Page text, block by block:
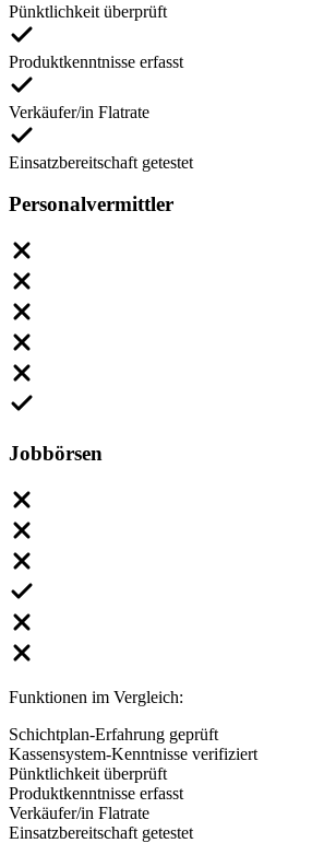
Pünktlichkeit überprüft
Produktkenntnisse erfasst
Verkäufer/in Flatrate
Einsatzbereitschaft getestet
Personalvermittler
Jobbörsen
Funktionen im Vergleich:
Schichtplan-Erfahrung geprüft
Kassensystem-Kenntnisse verifiziert
Pünktlichkeit überprüft
Produktkenntnisse erfasst
Verkäufer/in Flatrate
Einsatzbereitschaft getestet